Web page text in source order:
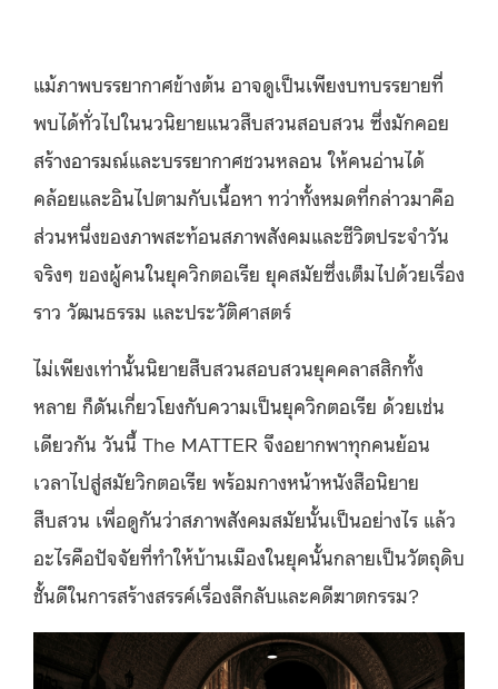
แม้ภาพบรรยากาศข้างต้น อาจดูเป็นเพียงบทบรรยายที่
พบได้ทั่วไปในนวนิยายแนวสืบสวนสอบสวน ซึ่งมักคอย
สร้างอารมณ์และบรรยากาศชวนหลอน ให้คนอ่านได้
คล้อยและอินไปตามกับเนื้อหา ทว่าทั้งหมดที่กล่าวมาคือ
ส่วนหนึ่งของภาพสะท้อนสภาพสังคมและชีวิตประจำวัน
จริงๆ ของผู้คนในยุควิกตอเรีย ยุคสมัยซึ่งเต็มไปด้วยเรื่อง
ราว วัฒนธรรม และประวัติศาสตร์
ไม่เพียงเท่านั้นนิยายสืบสวนสอบสวนยุคคลาสสิกทั้ง
หลาย ก็ดันเกี่ยวโยงกับความเป็นยุควิกตอเรีย ด้วยเช่น
เดียวกัน วันนี้ The MATTER จึงอยากพาทุกคนย้อน
เวลาไปสู่สมัยวิกตอเรีย พร้อมกางหน้าหนังสือนิยาย
สืบสวน เพื่อดูกันว่าสภาพสังคมสมัยนั้นเป็นอย่างไร แล้ว
อะไรคือปัจจัยที่ทำให้บ้านเมืองในยุคนั้นกลายเป็นวัตถุดิบ
ชั้นดีในการสร้างสรรค์เรื่องลึกลับและคดีฆาตกรรม?